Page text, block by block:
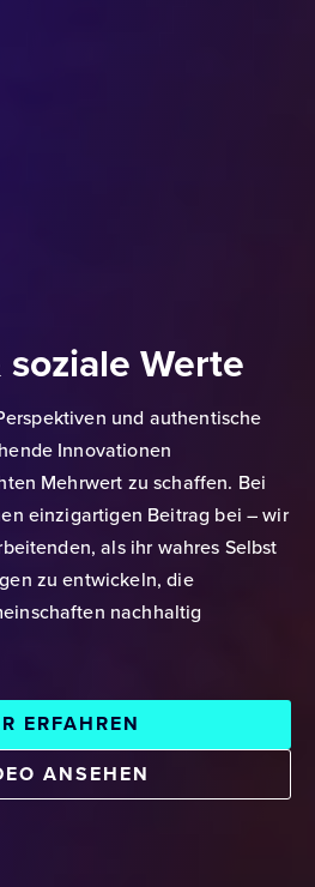
soziale Werte
und authentische
Innovationen
Mehrwert zu schaffen. Bei
einzigartigen Beitrag bei – wir
als ihr wahres Selbst
zu entwickeln, die
nachhaltig
ERFAHREN
ANSEHEN